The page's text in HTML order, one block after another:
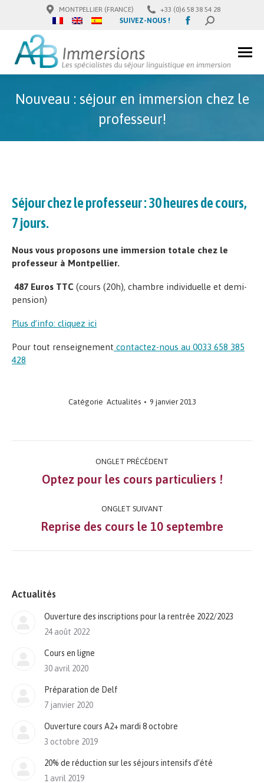
MONTPELLIER (FRANCE)
+33 (0)6 58 38 54 28
SUIVEZ-NOUS !
Facebook
new
window
SEARCH:
Nouveau : séjour en immersion chez le
professeur!
Séjour chez le professeur : 30 heures de cours,
7 jours.
Nous vous proposons une immersion totale chez le
professeur à Montpellier.
487 Euros TTC (cours (20h), chambre individuelle et demi-
pension)
Plus d’info: cliquez ici
Pour tout renseignement contactez-nous au 0033 658 385
428
Catégorie Actualités 9 janvier 2013
commentaire
ONGLET PRÉCÉDENT
Onglet
Optez pour les cours particuliers !
ONGLET SUIVANT
Onglet
Reprise des cours le 10 septembre
Actualités
Ouverture des inscriptions pour la rentrée 2022/2023
24 août 2022
Cours en ligne
30 avril 2020
Préparation de Delf
7 janvier 2020
Ouverture cours A2+ mardi 8 octobre
3 octobre 2019
20% de réduction sur les séjours intensifs d’été
1 avril 2019